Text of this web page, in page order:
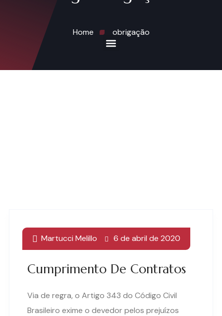
Home obrigação
Cumprimento De Contratos
Martucci Melillo 6 de abril de 2020
Via de regra, o Artigo 343 do Código Civil
Brasileiro exime o devedor pelos prejuízos